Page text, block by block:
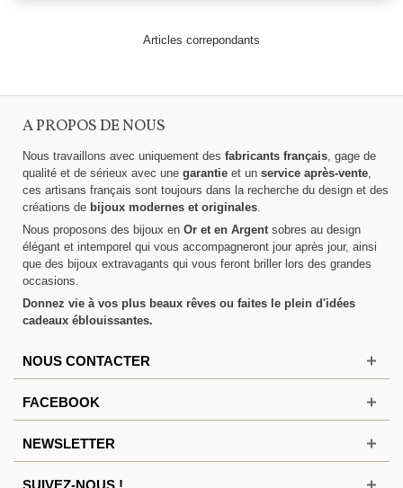
Articles correpondants
A PROPOS DE NOUS
Nous travaillons avec uniquement des fabricants français , gage de
qualité et de sérieux avec une garantie et un service après-vente
ces artisans français sont toujours dans la recherche du design et des
créations de bijoux modernes et originales
Nous proposons des bijoux en Or et en Argent sobres au design
élégant et intemporel qui vous accompagneront jour après jour, ainsi
que des bijoux extravagants qui vous feront briller lors des grandes
occasions.
Donnez vie à vos plus beaux rêves ou faites le plein d'idées
cadeaux éblouissantes.
NOUS CONTACTER
FACEBOOK
NEWSLETTER
SUIVEZ-NOUS !